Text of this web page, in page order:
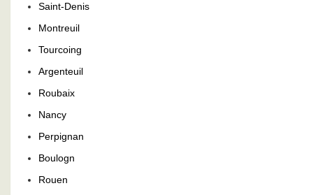
Saint-Denis
Montreuil
Tourcoing
Argenteuil
Roubaix
Nancy
Perpignan
Boulogn
Rouen